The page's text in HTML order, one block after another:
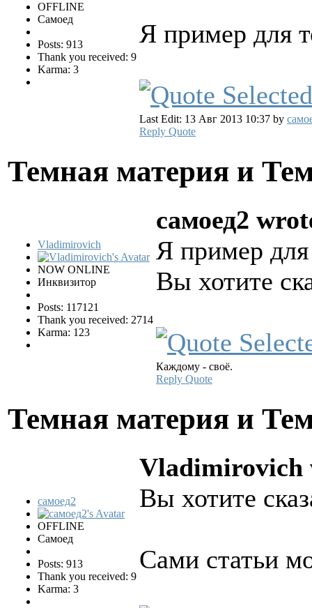
OFFLINE
Самоед
Posts: 913
Thank you received: 9
Karma: 3
Я пример для
Last Edit: 13 Авг 2013 10:37 by
Reply Quote
Темная материя и
Vladimirovich
NOW ONLINE
Инквизитор
Posts: 117121
Thank you received: 2714
Karma: 123
самоед2
Я пример для
Вы хотите
Каждому - своё.
Reply Quote
Темная материя и
самоед2
OFFLINE
Самоед
Posts: 913
Thank you received: 9
Karma: 3
Vladimirovich
Вы хотите
Сами статьи